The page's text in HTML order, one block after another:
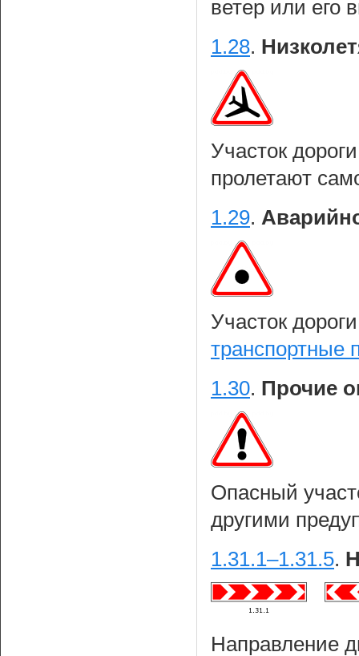
ветер или его
1.28.
Участок
пролетают
1.29.
Участок
транспортные
1.30. Прочие
Опасный
другими
1.31.1–1.31.5.
Направление